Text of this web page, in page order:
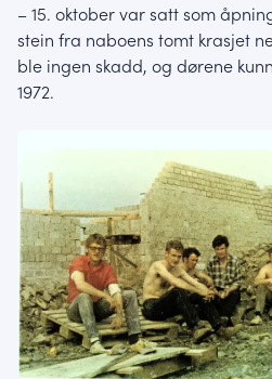
– 15. oktober var satt som
stein fra naboens tomt krasjet
ble ingen skadd, og dørene
1972.